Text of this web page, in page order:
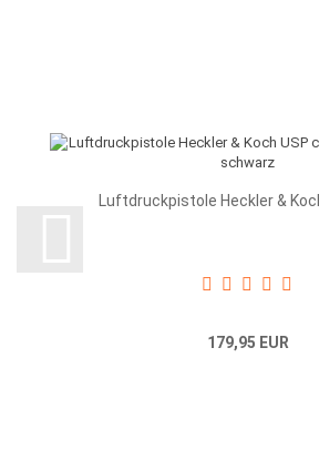
Luftdruckpistole Heckler & Koch
179,95 EUR